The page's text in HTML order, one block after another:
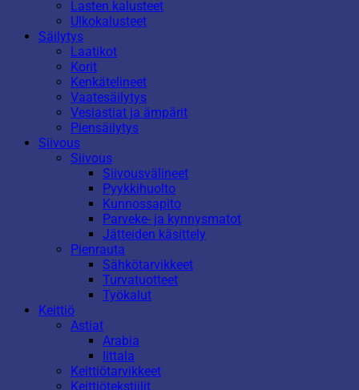
Lasten kalusteet
Ulkokalusteet
Säilytys
Laatikot
Korit
Kenkätelineet
Vaatesäilytys
Vesiastiat ja ämpärit
Piensäilytys
Siivous
Siivous
Siivousvälineet
Pyykkihuolto
Kunnossapito
Parveke- ja kynnysmatot
Jätteiden käsittely
Pienrauta
Sähkötarvikkeet
Turvatuotteet
Työkalut
Keittiö
Astiat
Arabia
Iittala
Keittiötarvikkeet
Keittiötekstiilit